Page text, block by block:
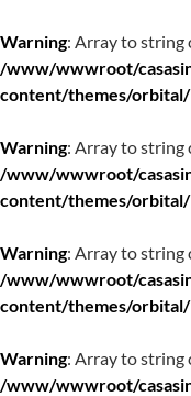
Warning: Array to string
/www/wwwroot/
content/themes/
Warning: Array to string
/www/wwwroot/
content/themes/
Warning: Array to string
/www/wwwroot/
content/themes/
Warning: Array to string
/www/wwwroot/